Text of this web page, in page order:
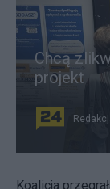
Chcą
projekt
Koalicja